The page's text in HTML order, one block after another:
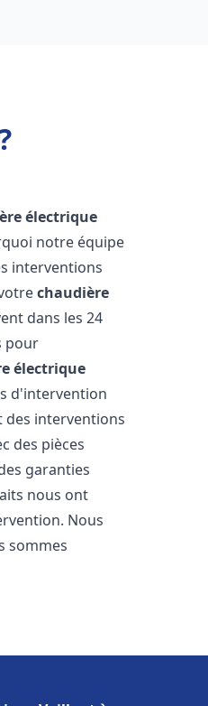
électrique
notre équipe
interventions
chaudière
dans les 24
pour
électrique
d'intervention
des interventions
des pièces
garanties
nous ont
Nous
sommes